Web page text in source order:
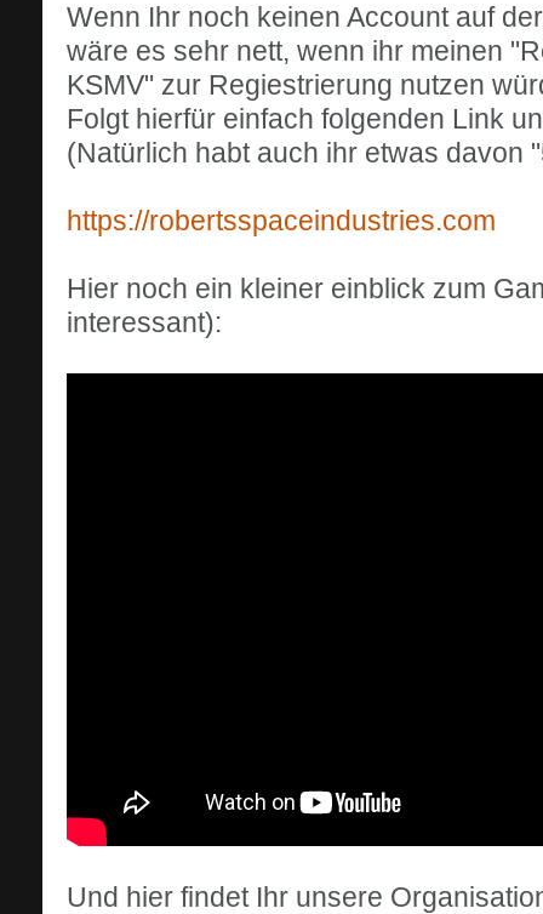
Wenn Ihr noch keinen Account auf
wäre es sehr nett, wenn ihr meinen
KSMV" zur Regiestrierung nutzen
Folgt hierfür einfach folgenden Link
(Natürlich habt auch ihr etwas davon
https://robertsspaceindustries.com
Hier noch ein kleiner einblick zum
interessant):
Und hier findet Ihr unsere